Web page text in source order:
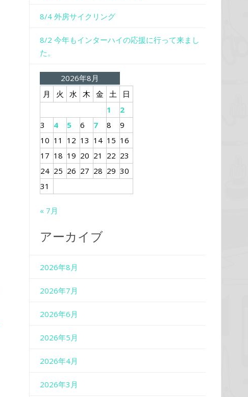
8/4 外房サイクリング
8/2 今年もインターハイの応援に行って来まし
た。
2026年8月
月
火 水 木 金 土
日
1
2
3
4 5 6 7 8
9
10 11 12 13 14 15 16
17 18 19 20 21 22 23
24 25 26 27 28 29 30
31
« 7月
アーカイブ
2026年8月
2026年7月
2026年6月
2026年5月
2026年4月
2026年3月